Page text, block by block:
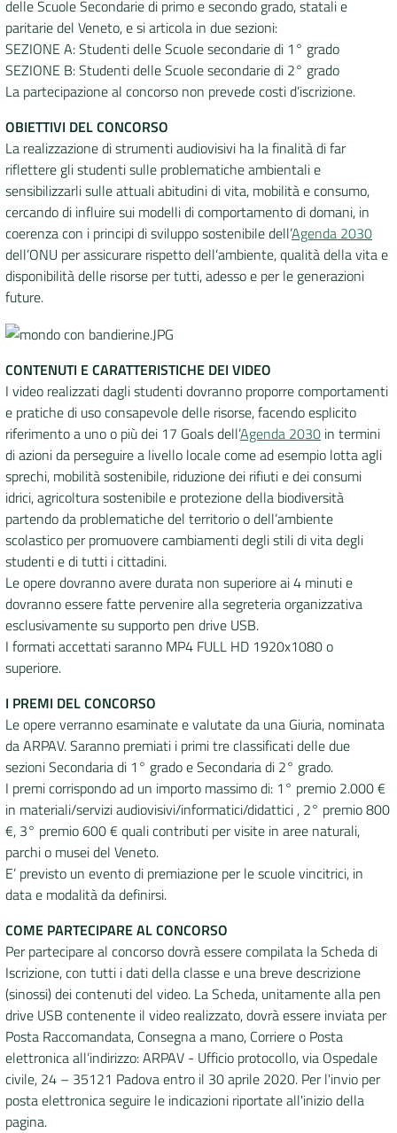
delle Scuole Secondarie di primo e secondo grado, statali e
paritarie del Veneto, e si articola in due sezioni:
SEZIONE A: Studenti delle Scuole secondarie di 1° grado
SEZIONE B: Studenti delle Scuole secondarie di 2° grado
La partecipazione al concorso non prevede costi d’iscrizione.
OBIETTIVI DEL CONCORSO
La realizzazione di strumenti audiovisivi ha la finalità di far
riflettere gli studenti sulle problematiche ambientali e
sensibilizzarli sulle attuali abitudini di vita, mobilità e consumo,
cercando di influire sui modelli di comportamento di domani, in
coerenza con i principi di sviluppo sostenibile dell’Agenda 2030
dell’ONU per assicurare rispetto dell’ambiente, qualità della vita e
disponibilità delle risorse per tutti, adesso e per le generazioni
future.
CONTENUTI E CARATTERISTICHE DEI VIDEO
I video realizzati dagli studenti dovranno proporre comportamenti
e pratiche di uso consapevole delle risorse, facendo esplicito
riferimento a uno o più dei 17 Goals dell’Agenda 2030 in termini
di azioni da perseguire a livello locale come ad esempio lotta agli
sprechi, mobilità sostenibile, riduzione dei rifiuti e dei consumi
idrici, agricoltura sostenibile e protezione della biodiversità
partendo da problematiche del territorio o dell’ambiente
scolastico per promuovere cambiamenti degli stili di vita degli
studenti e di tutti i cittadini.
Le opere dovranno avere durata non superiore ai 4 minuti e
dovranno essere fatte pervenire alla segreteria organizzativa
esclusivamente su supporto pen drive USB.
I formati accettati saranno MP4 FULL HD 1920x1080 o
superiore.
I PREMI DEL CONCORSO
Le opere verranno esaminate e valutate da una Giuria, nominata
da ARPAV. Saranno premiati i primi tre classificati delle due
sezioni Secondaria di 1° grado e Secondaria di 2° grado.
I premi corrispondo ad un importo massimo di: 1° premio 2.000 €
in materiali/servizi audiovisivi/informatici/didattici , 2° premio 800
€, 3° premio 600 € quali contributi per visite in aree naturali,
parchi o musei del Veneto.
E’ previsto un evento di premiazione per le scuole vincitrici, in
data e modalità da definirsi.
COME PARTECIPARE AL CONCORSO
Per partecipare al concorso dovrà essere compilata la Scheda di
Iscrizione, con tutti i dati della classe e una breve descrizione
(sinossi) dei contenuti del video. La Scheda, unitamente alla pen
drive USB contenente il video realizzato, dovrà essere inviata per
Posta Raccomandata, Consegna a mano, Corriere o Posta
elettronica all’indirizzo: ARPAV - Ufficio protocollo, via Ospedale
civile, 24 – 35121 Padova entro il 30 aprile 2020. Per l'invio per
posta elettronica seguire le indicazioni riportate all'inizio della
pagina.